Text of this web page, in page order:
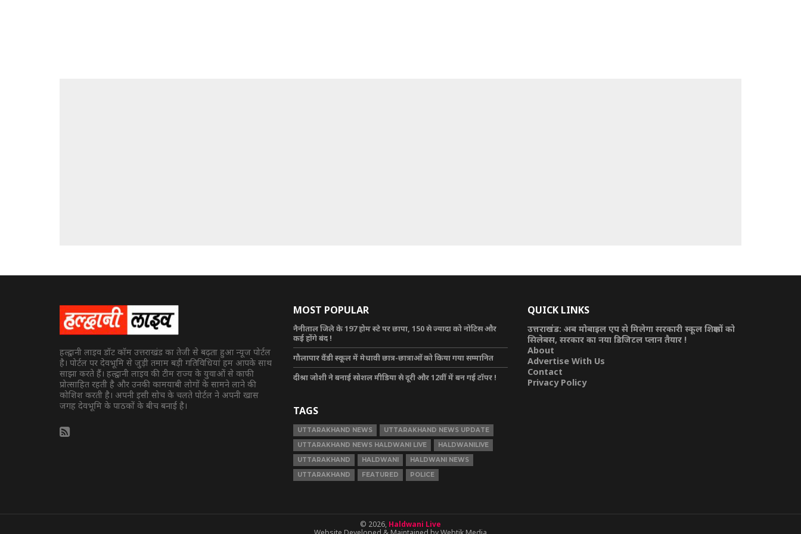
हल्द्वानी लाइव डॉट कॉम उत्तराखंड का तेजी से बढ़ता हुआ न्यूज पोर्टल
है। पोर्टल पर देवभूमि से जुड़ी तमाम बड़ी गतिविधियां हम आपके साथ
साझा करते हैं। हल्द्वानी लाइव की टीम राज्य के युवाओं से काफी
प्रोत्साहित रहती है और उनकी कामयाबी लोगों के सामने लाने की
कोशिश करती है। अपनी इसी सोच के चलते पोर्टल ने अपनी खास
जगह देवभूमि के पाठकों के बीच बनाई है।
MOST POPULAR
नैनीताल जिले के 197 होम स्टे पर छापा, 150 से ज्यादा को नोटिस और
कई होंगे बंद !
गौलापार वैंडी स्कूल में मेधावी छात्र-छात्राओं को किया गया सम्मानित
दीश्रा जोशी ने बनाई सोशल मीडिया से दूरी और 12वीं में बन गई टॉपर !
QUICK LINKS
उत्तराखंड: अब मोबाइल एप से मिलेगा सरकारी स्कूल शिक्षकों को
सिलेबस, सरकार का नया डिजिटल प्लान तैयार !
About
Advertise With Us
Contact
Privacy Policy
TAGS
UTTARAKHAND NEWS
UTTARAKHAND NEWS UPDATE
UTTARAKHAND NEWS HALDWANI LIVE
HALDWANILIVE
UTTARAKHAND
HALDWANI
HALDWANI NEWS
UTTARAKHAND
FEATURED POLICE
© 2026, Haldwani Live